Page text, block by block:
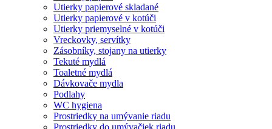
Utierky papierové skladané
Utierky papierové v kotúči
Utierky priemyselné v kotúči
Vreckovky, servítky
Zásobníky, stojany na utierky
Tekuté mydlá
Toaletné mydlá
Dávkovače mydla
Podlahy
WC hygiena
Prostriedky na umývanie riadu
Prostriedky do umývačiek riadu